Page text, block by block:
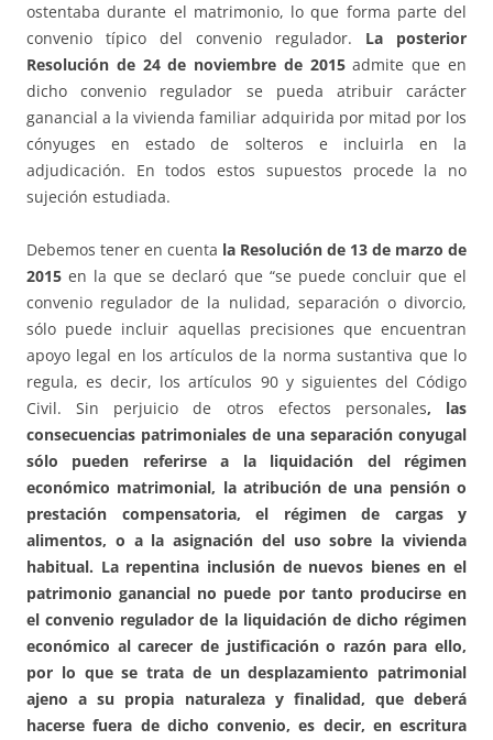
ostentaba durante el matrimonio, lo que forma parte del
convenio típico del convenio regulador. La posterior
Resolución de 24 de noviembre de 2015admite que en
dicho convenio regulador se pueda atribuir carácter
ganancial a la vivienda familiar adquirida por mitad por los
cónyuges en estado de solteros e incluirla en la
adjudicación. En todos estos supuestos procede la no
sujeción estudiada.
Debemos tener en cuenta la Resolución de 13 de marzo de
2015 en la que se declaró que “se puede concluir que el
convenio regulador de la nulidad, separación o divorcio,
sólo puede incluir aquellas precisiones que encuentran
apoyo legal en los artículos de la norma sustantiva que lo
regula, es decir, los artículos 90 y siguientes del Código
Civil. Sin perjuicio de otros efectos personales, las
consecuencias patrimoniales de una separación conyugal
sólo pueden referirse a la liquidación del régimen
económico matrimonial, la atribución de una pensión o
prestación compensatoria, el régimen de cargas y
alimentos, o a la asignación del uso sobre la vivienda
habitual. La repentina inclusión de nuevos bienes en el
patrimonio ganancial no puede por tanto producirse en
el convenio regulador de la liquidación de dicho régimen
económico al carecer de justificación o razón para ello,
por lo que se trata de un desplazamiento patrimonial
ajeno a su propia naturaleza y finalidad, que deberá
hacerse fuera de dicho convenio, es decir, en escritura